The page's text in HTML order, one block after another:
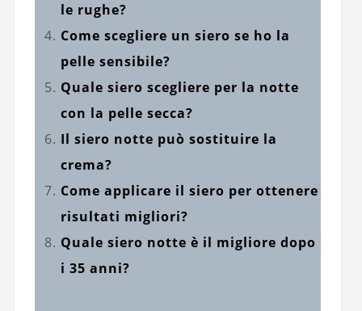
le rughe?
Come scegliere un siero se ho la
pelle sensibile?
Quale siero scegliere per la notte
con la pelle secca?
Il siero notte può sostituire la
crema?
Come applicare il siero per ottenere
risultati migliori?
Quale siero notte è il migliore dopo
i 35 anni?